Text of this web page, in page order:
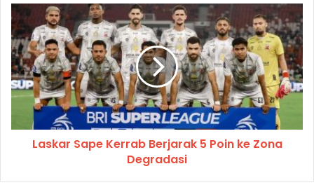
Laskar Sape Kerrab Berjarak 5 Poin ke Zona
Degradasi